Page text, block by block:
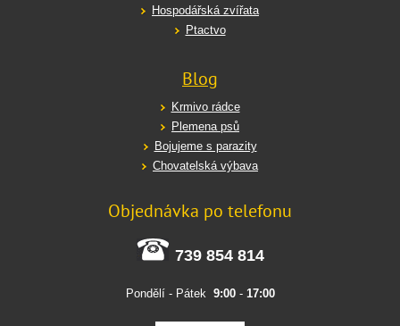
Hospodářská zvířata
Ptactvo
Blog
Krmivo rádce
Plemena psů
Bojujeme s parazity
Chovatelská výbava
Objednávka po telefonu
739 854 814
Pondělí - Pátek 9:00- 17:00